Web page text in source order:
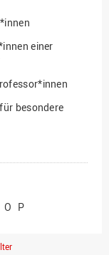
einer
besondere
im
O P